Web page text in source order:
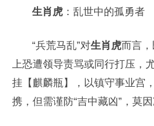
生肖虎 ：乱世中的孤勇者
“兵荒马乱”对生肖虎而言
上恐遭领导责骂或同行打压
挂【麒麟瓶】，以镇守事业宫
携，但需谨防“吉中藏凶”，莫